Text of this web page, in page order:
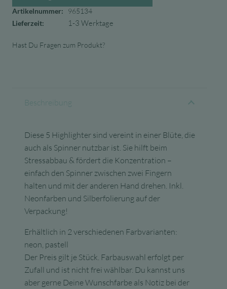
Artikelnummer:
965134
Lieferzeit:
1-3 Werktage
Hast Du Fragen zum Produkt?
Beschreibung
Diese 5 Highlighter sind vereint in einer Blüte, die
auch als Spinner nutzbar ist. Sie hilft beim
Stressabbau & fördert die Konzentration –
einfach den Spinner zwischen zwei Fingern
halten und mit der anderen Hand drehen. Inkl.
Neonfarben und Silberfolierung auf der
Verpackung!
Erhältlich in 2 verschiedenen Farbvarianten:
neon, pastell
Der Preis gilt je Stück. Farbauswahl erfolgt per
Zufall und ist nicht frei wählbar. Du kannst uns
aber gerne Deine Wunschfarbe als Notiz bei der